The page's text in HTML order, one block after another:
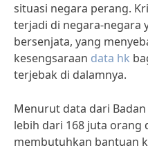
situasi negara perang.
terjadi di negara-negara
bersenjata, yang
kesengsaraan data hk
terjebak di dalamnya.
Menurut data dari Badan
lebih dari 168 juta orang
membutuhkan bantuan